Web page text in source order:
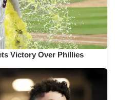
Victory Over Phillies